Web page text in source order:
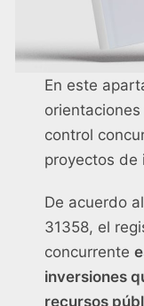
En este
control
proyectos de
De acuerdo
31358, el
concurrente
inversiones
recursos